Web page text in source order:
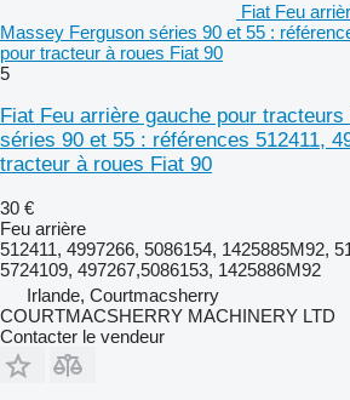
Fiat Feu
Massey Ferguson séries 90 et 55 :
pour tracteur à roues Fiat 90
5
Fiat Feu arrière gauche pour
séries 90 et 55 : références 512411,
tracteur à roues Fiat 90
30 €
Feu arrière
512411, 4997266, 5086154, 1425885M92,
5724109, 497267,5086153, 1425886M92
Irlande, Courtmacsherry
COURTMACSHERRY MACHINERY LTD
Contacter le vendeur